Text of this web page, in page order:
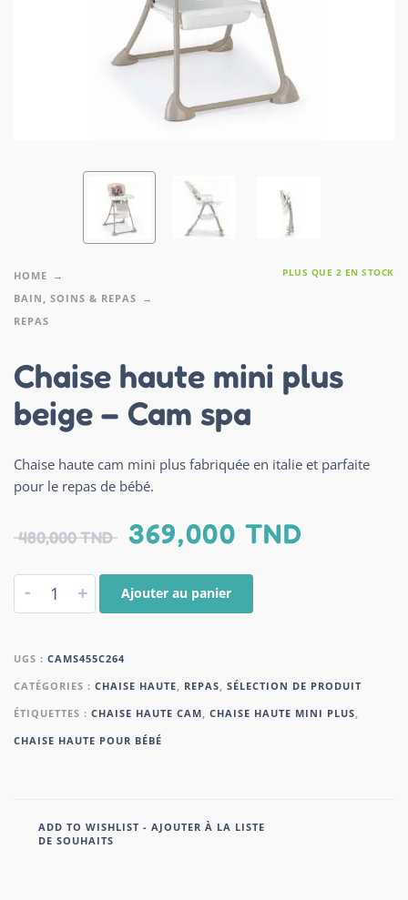
HOME
BAIN, SOINS & REPAS
REPAS
PLUS QUE 2 EN STOCK
Chaise haute mini plus
beige – Cam spa
Chaise haute cam mini plus fabriquée en italie et parfaite
pour le repas de bébé.
480,000TND 369,000 TND
- + Ajouter au panier
UGS : CAMS455C264
CATÉGORIES : CHAISE HAUTE REPAS SÉLECTION DE PRODUIT
ÉTIQUETTES : CHAISE HAUTE CAM CHAISE HAUTE MINI PLUS
CHAISE HAUTE POUR BÉBÉ
ADD TO WISHLIST - AJOUTER À LA LISTE
DE SOUHAITS